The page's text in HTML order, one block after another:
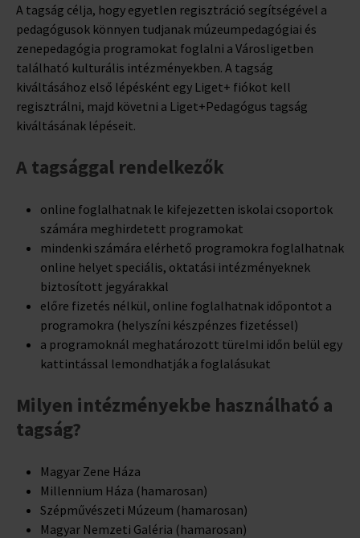
A tagság célja, hogy egyetlen regisztráció segítségével a
pedagógusok könnyen tudjanak múzeumpedagógiai és
zenepedagógia programokat foglalni a Városligetben
található kulturális intézményekben. A tagság
kiváltásához első lépésként egy Liget+ fiókot kell
regisztrálni, majd követni a Liget+Pedagógus tagság
kiváltásának lépéseit.
A tagsággal rendelkezők
online foglalhatnak le kifejezetten iskolai csoportok
számára meghirdetett programokat
mindenki számára elérhető programokra foglalhatnak
online helyet speciális, oktatási intézményeknek
biztosított jegyárakkal
előre fizetés nélkül, online foglalhatnak időpontot a
programokra (helyszíni készpénzes fizetéssel)
a programoknál meghatározott türelmi időn belül egy
kattintással lemondhatják a foglalásukat
Milyen intézményekbe használható a
tagság?
Magyar Zene Háza
Millennium Háza (hamarosan)
Szépművészeti Múzeum (hamarosan)
Magyar Nemzeti Galéria (hamarosan)